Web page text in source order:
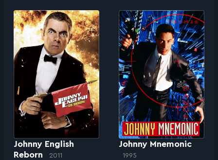
Johnny English
Reborn
2011
Johnny Mnemonic
1995